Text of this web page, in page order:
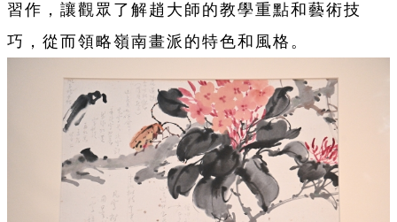
習作，讓觀眾了解趙大師的教學重點和藝術技
巧，從而領略嶺南畫派的特色和風格。